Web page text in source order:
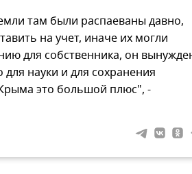
там были распаеваны давно,
на учет, иначе их могли
для собственника, он
науки и для сохранения
это большой плюс", -